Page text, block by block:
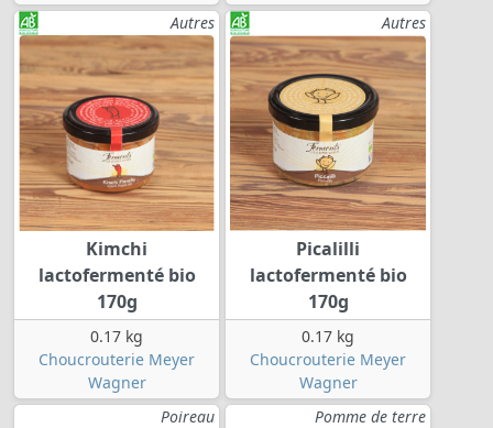
Autres
Kimchi
lactofermenté bio
170g
0.17 kg
Choucrouterie Meyer
Wagner
Autres
Picalilli
lactofermenté bio
170g
0.17 kg
Choucrouterie Meyer
Wagner
Poireau
Pomme de terre